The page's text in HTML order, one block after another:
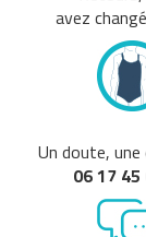
avez
Un doute,
06 17 45